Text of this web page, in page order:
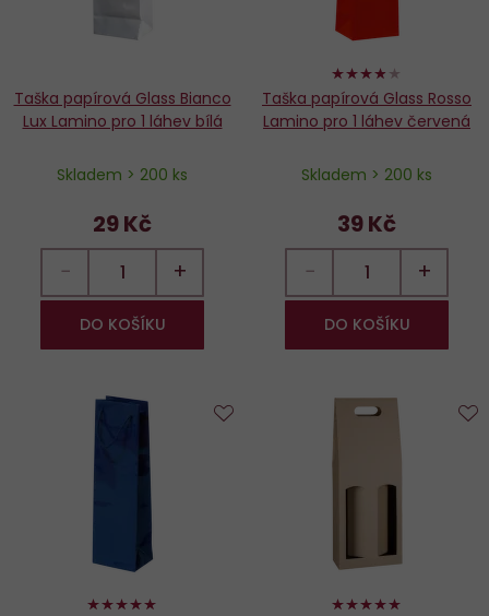
Taška papírová Glass Bianco
Lux Lamino pro 1 láhev bílá
Skladem > 200 ks
29 Kč
− +
DO KOŠÍKU
76%
Taška papírová Glass Rosso
Lamino pro 1 láhev červená
Skladem > 200 ks
39 Kč
− +
DO KOŠÍKU
100% 100%